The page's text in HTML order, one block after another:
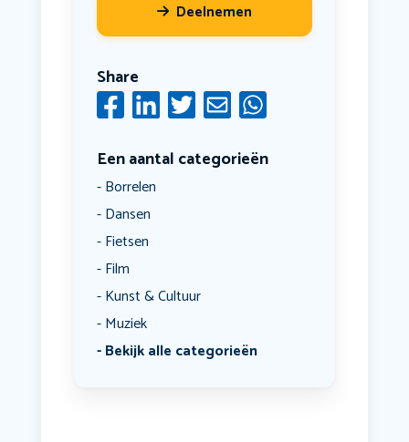
Deelnemen
Share
Een aantal categorieën
Borrelen
Dansen
Fietsen
Film
Kunst & Cultuur
Muziek
Bekijk alle categorieën